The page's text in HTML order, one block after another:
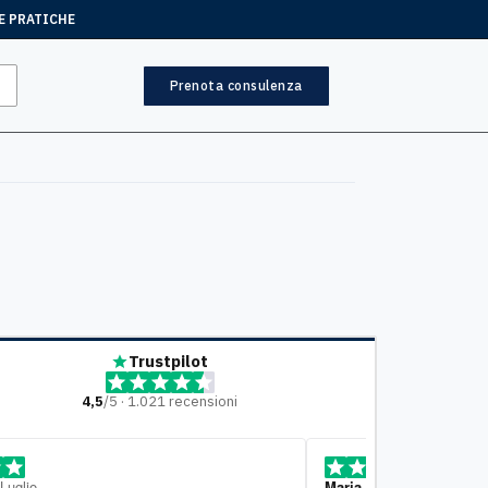
PRATICHE
Prenota consulenza
Trustpilot
4,5/5 · 1.021 recensioni